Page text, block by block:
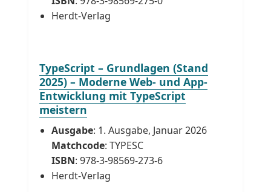
Herdt-Verlag
TypeScript – Grundlagen (Stand
2025) – Moderne Web- und App-
Entwicklung mit TypeScript
meistern
Ausgabe: 1. Ausgabe, Januar 2026
Matchcode: TYPESC
ISBN: 978-3-98569-273-6
Herdt-Verlag